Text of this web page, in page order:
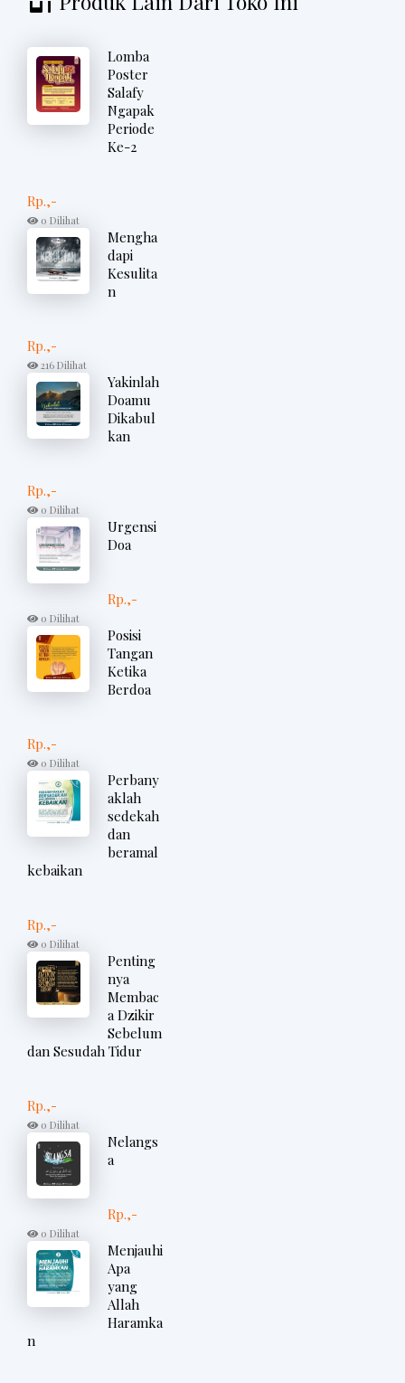
Lomba
Poster
Salafy
Ngapak
Periode
Ke-2
Rp.,-
0 Dilihat
Mengha
dapi
Kesulita
n
Rp.,-
216 Dilihat
Yakinlah
Doamu
Dikabul
kan
Rp.,-
0 Dilihat
Urgensi
Doa
Rp.,-
0 Dilihat
Posisi
Tangan
Ketika
Berdoa
Rp.,-
0 Dilihat
Perbany
aklah
sedekah
dan
beramal
kebaikan
Rp.,-
0 Dilihat
Penting
nya
Membac
a Dzikir
Sebelum
dan Sesudah Tidur
Rp.,-
0 Dilihat
Nelangs
a
Rp.,-
0 Dilihat
Menjauhi
Apa
yang
Allah
Haramka
n